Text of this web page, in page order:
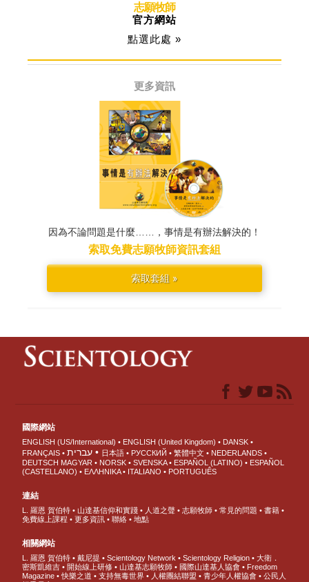
志願牧師
官方網站
點選此處 »
更多資訊
因為不論問題是什麼……，事情是有辦法解決的！
索取免費志願牧師資訊套組
索取套組 »
國際網站
ENGLISH (US/International) ENGLISH (United Kingdom)
DANSK
FRANÇAIS
עברית 日本語 РУССКИЙ 繁體中文
NEDERLANDS
DEUTSCH MAGYAR NORSK SVENSKA ESPAÑOL (LATINO)
ESPAÑOL
(CASTELLANO)
ΕΛΛΗΝΙΚA ITALIANO PORTUGUÊS
連結
L. 羅恩 賀伯特 山達基信仰和實踐 人道之聲 志願牧師 常見的問題
書籍
免費線上課程
更多資訊 聯絡 地點
相關網站
L. 羅恩 賀伯特 戴尼提 Scientology Network Scientology Religion
大衛．
密斯凱維吉
開始線上研修 山達基志願牧師 國際山達基人協會
Freedom
Magazine
快樂之道 支持無毒世界 人權團結聯盟 青少年人權協會
公民人